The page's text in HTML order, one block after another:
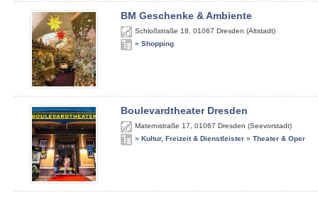
BM Geschenke & Ambiente
Schloßstraße 18 01067 Dresden (Altstadt)
» Shopping
Boulevardtheater Dresden
Maternistraße 17 01067 Dresden (Seevorstadt)
» Kultur, Freizeit & Dienstleister » Theater & Oper